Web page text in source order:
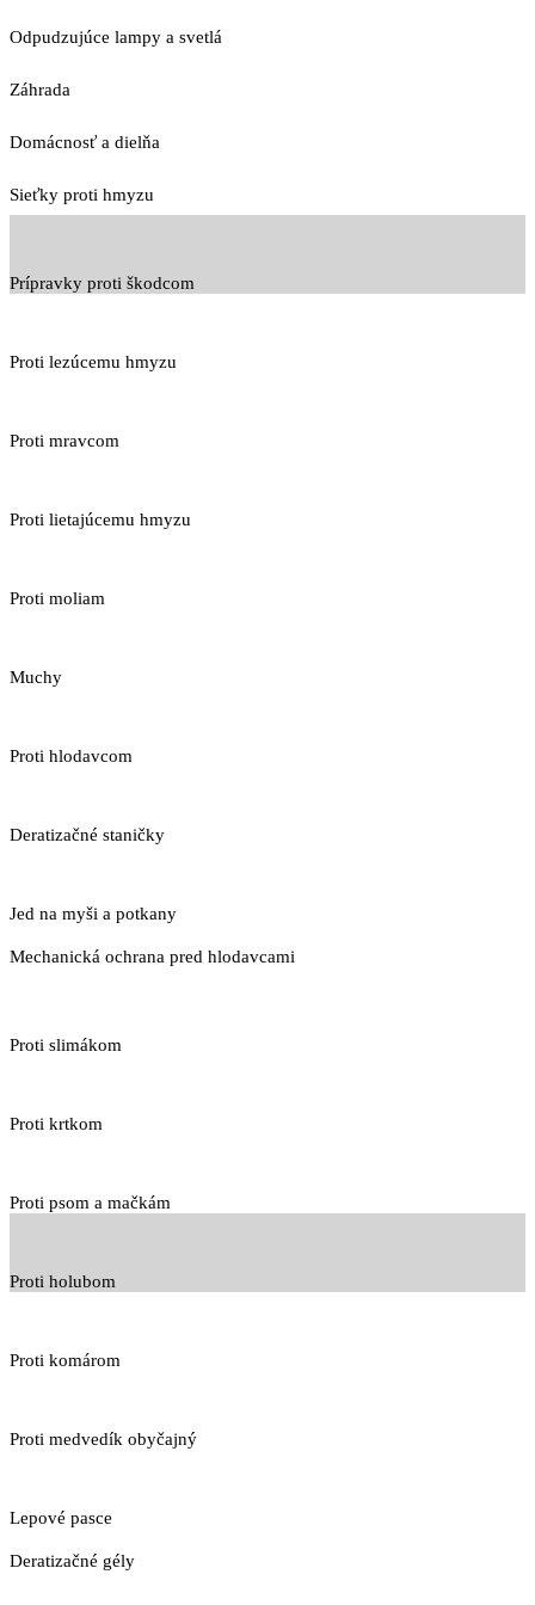
Odpudzujúce lampy a svetlá
Záhrada
Domácnosť a dielňa
Sieťky proti hmyzu
Prípravky proti škodcom
Proti lezúcemu hmyzu
Proti mravcom
Proti lietajúcemu hmyzu
Proti moliam
Muchy
Proti hlodavcom
Deratizačné staničky
Jed na myši a potkany
Mechanická ochrana pred hlodavcami
Proti slimákom
Proti krtkom
Proti psom a mačkám
Proti holubom
Proti komárom
Proti medvedík obyčajný
Lepové pasce
Deratizačné gély